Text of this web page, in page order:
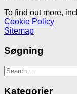
To find out more,
Cookie Policy
Sitemap
Søgning
Search
for:
Kategorier